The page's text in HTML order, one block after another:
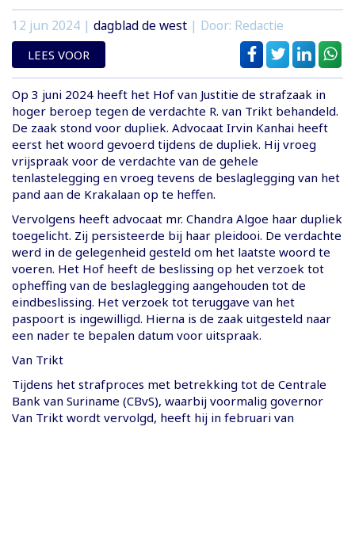
12 jun 2024 | dagblad de west | Door: Redactie
LEES VOOR
Op 3 juni 2024 heeft het Hof van Justitie de strafzaak in
hoger beroep tegen de verdachte R. van Trikt behandeld.
De zaak stond voor dupliek. Advocaat Irvin Kanhai heeft
eerst het woord gevoerd tijdens de dupliek. Hij vroeg
vrijspraak voor de verdachte van de gehele
tenlastelegging en vroeg tevens de beslaglegging van het
pand aan de Krakalaan op te heffen.
Vervolgens heeft advocaat mr. Chandra Algoe haar dupliek
toegelicht. Zij persisteerde bij haar pleidooi. De verdachte
werd in de gelegenheid gesteld om het laatste woord te
voeren. Het Hof heeft de beslissing op het verzoek tot
opheffing van de beslaglegging aangehouden tot de
eindbeslissing. Het verzoek tot teruggave van het
paspoort is ingewilligd. Hierna is de zaak uitgesteld naar
een nader te bepalen datum voor uitspraak.
Van Trikt
Tijdens het strafproces met betrekking tot de Centrale
Bank van Suriname (CBvS), waarbij voormalig governor
Van Trikt wordt vervolgd, heeft hij in februari van